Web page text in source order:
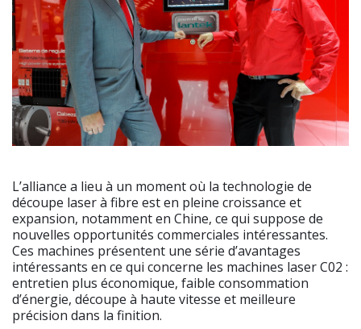
L’alliance a lieu à un moment où la technologie de
découpe laser à fibre est en pleine croissance et
expansion, notamment en Chine, ce qui suppose de
nouvelles opportunités commerciales intéressantes.
Ces machines présentent une série d’avantages
intéressants en ce qui concerne les machines laser C02 :
entretien plus économique, faible consommation
d’énergie, découpe à haute vitesse et meilleure
précision dans la finition.